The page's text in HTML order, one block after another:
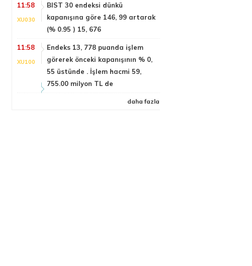
11:58
XU030
BIST 30 endeksi dünkü
kapanışına göre 146, 99 artarak
(% 0.95 ) 15, 676
11:58
XU100
Endeks 13, 778 puanda işlem
görerek önceki kapanışının % 0,
55 üstünde . İşlem hacmi 59,
755.00 milyon TL de
daha fazla